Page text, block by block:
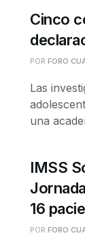
Cinco
POR FORO
Las
una
IMSS
16
POR FORO